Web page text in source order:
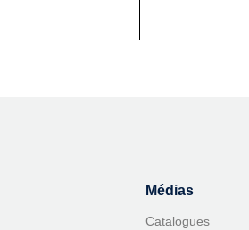
Médias
Catalogues